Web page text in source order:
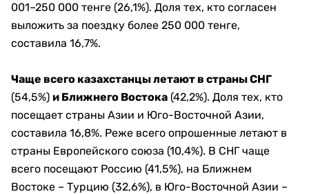
001–250 000 тенге (26,1%). Доля тех, кто согласен
выложить за поездку более 250 000 тенге,
составила 16,7%.
Чаще всего казахстанцы летают в страны СНГ
(54,5%) и Ближнего Востока (42,2%). Доля тех, кто
посещает страны Азии и Юго-Восточной Азии,
составила 16,8%. Реже всего опрошенные летают в
страны Европейского союза (10,4%). В СНГ чаще
всего посещают Россию (41,5%), на Ближнем
Востоке – Турцию (32,6%), в Юго-Восточной Азии –